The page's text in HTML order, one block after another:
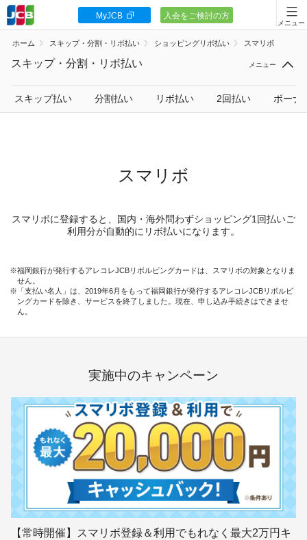
会員向け情報
JCBカードの基本
キャンペーン
カードローン
ギフトカードなど
法人のお客様
企業サイト
入会をご検討の方
MyJCB
ホーム スキップ・分割・リボ払い ショッピングリボ払い スマリボ
スキップ・分割・リボ払い
スキップ払い 分割払い リボ払い 2回払い ボーナ
スマリボ
スマリボに登録すると、国内・海外問わずショッピング1回払いご
利用分が自動的にリボ払いになります。
福岡銀行が発行するアレコレJCBリボルビングカードは、スマリボの対象となりま
せん。
「支払い名人」は、2019年6月をもって福岡銀行が発行するアレコレJCBリボルビ
ングカードを除き、サービスを終了しました。現在、申し込み手続きはできませ
ん。
実施中のキャンペーン
【常時開催】スマリボ登録＆利用でもれなく最大2万円キ